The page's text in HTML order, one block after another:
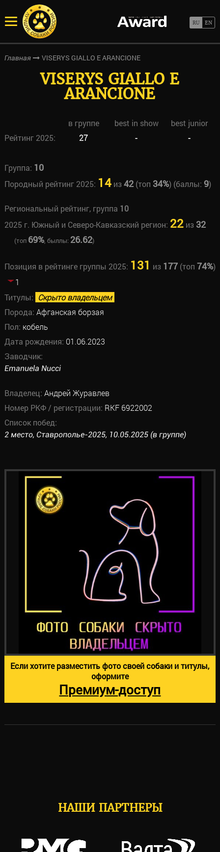
Главная VISERYS GIALLO E ARANCIONE
VISERYS GIALLO E
ARANCIONE
в группе best in show
best junior
Рейтинг 2025:
27 - -
Группа: 10
Породный рейтинг 2025: 14из42(топ 34%) (баллы: 9)
Региональный рейтинг, группа 10
2025 г. Южный и Северо-Кавказский регион: 22из 32
(топ 69%, быллы: 26.62)
Позиция в рейтинге группы 2025: 131 из 177(топ 74%)
1
Титулы: Скрыто владельцем
Порода: Афганская борзая
Пол: кобель
Дата рождения: 01.06.2023
Заводчик:
Emanuela Nucci
Владелец: Андрей Журавлев
Номер РКФ / регистрации: RKF 6922002
Список побед:
2 место, Ставрополье-2025, 10.05.2025 (в группе)
Если хотите разместить фото своей собаки и титулы,
оформите
Премиум-доступ
НАШИ ПАРТНЕРЫ